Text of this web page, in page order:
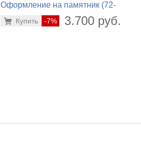
Оформление на памятник (72-
-7% 3.700 руб.
Купить